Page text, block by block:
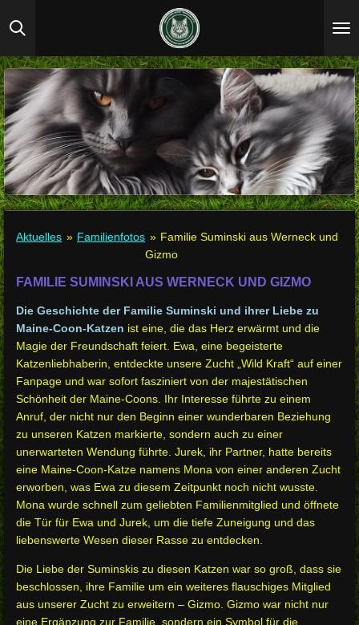
Hauptinhalt
Aktuelles » Familienfotos » Familie Suminski aus Werneck und
Gizmo
FAMILIE SUMINSKI AUS WERNECK UND GIZMO
Die Geschichte der Familie Suminski und ihrer Liebe zu
Maine-Coon-Katzen ist eine, die das Herz erwärmt und die
Magie der Freundschaft feiert. Ewa, eine begeisterte
Katzenliebhaberin, entdeckte unsere Zucht „Wild Kraft“ auf einer
Fanpage und war sofort fasziniert von der majestätischen
Schönheit der Maine-Coons. Ihr Interesse führte zu einem
Anruf, der nicht nur den Beginn einer wunderbaren Beziehung
zu unseren Katzen markierte, sondern auch zu einer
unerwarteten Wendung führte. Jurek, ihr Partner, hatte bereits
eine Maine-Coon-Katze namens Mona von einer anderen Zucht
erworben, was Ewa zu diesem Zeitpunkt noch nicht wusste.
Mona wurde schnell zum geliebten Familienmitglied und öffnete
die Tür für Ewa und Jurek, um die tiefe Zuneigung und das
liebenswerte Wesen dieser Rasse zu entdecken.
Die Liebe der Suminskis zu diesen Katzen war so groß, dass sie
beschlossen, ihre Familie um ein weiteres flauschiges Mitglied
aus unserer Zucht zu erweitern – Gizmo. Gizmo war nicht nur
eine Ergänzung zur Familie, sondern ein Symbol für die